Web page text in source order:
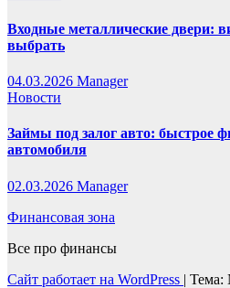
Входные металлические двери:
выбрать
04.03.2026 Manager
Новости
Займы под залог авто: быстрое
автомобиля
02.03.2026 Manager
Финансовая зона
Все про финансы
Сайт работает на WordPress | Тема: